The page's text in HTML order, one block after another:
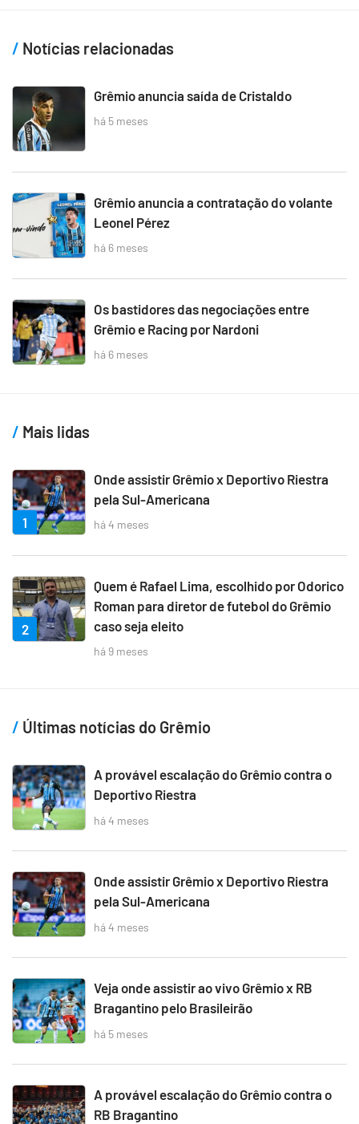
Notícias relacionadas
Grêmio anuncia saída de Cristaldo
há 5 meses
Grêmio anuncia a contratação do volante
Leonel Pérez
há 6 meses
Os bastidores das negociações entre
Grêmio e Racing por Nardoni
há 6 meses
Mais lidas
1
Onde assistir Grêmio x Deportivo Riestra
pela Sul-Americana
há 4 meses
2
Quem é Rafael Lima, escolhido por Odorico
Roman para diretor de futebol do Grêmio
caso seja eleito
há 9 meses
Últimas notícias do Grêmio
A provável escalação do Grêmio contra o
Deportivo Riestra
há 4 meses
Onde assistir Grêmio x Deportivo Riestra
pela Sul-Americana
há 4 meses
Veja onde assistir ao vivo Grêmio x RB
Bragantino pelo Brasileirão
há 5 meses
A provável escalação do Grêmio contra o
RB Bragantino